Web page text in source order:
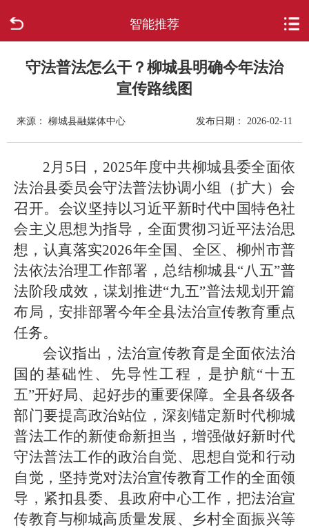
智能推荐
走进柳城
政府信息公开
网上办事
互动回应
数据专题
守法普法怎么干？柳城县明确今年法治
宣传路线图
来源： 柳城县融媒体中心 发布日期： 2026-02-11
2月5日，2025年度中共柳城县委全面依
法治县委员会守法普法协调小组（扩大）会
召开。会议坚持以习近平新时代中国特色社
会主义思想为指导，全面贯彻习近平法治思
想，认真落实2026年全国、全区、柳州市普
法依法治理工作部署，总结柳城县“八五”普
法阶段成效，谋划推进“九五”普法规划开篇
布局，安排部署今年全县法治宣传教育重点
任务。
会议指出，法治宣传教育是全面依法治
国的基础性、先导性工程，是护航“十五
五”开好局、起好步的重要保障。全县各级各
部门要提高政治站位，深刻锚定新时代柳城
普法工作的新使命新担当，增强做好新时代
守法普法工作的政治自觉、思想自觉和行动
自觉，坚持党对法治宣传教育工作的全面领
导，紧扣县委、县政府中心工作，把法治宣
传教育与柳城高质量发展、乡村全面振兴等